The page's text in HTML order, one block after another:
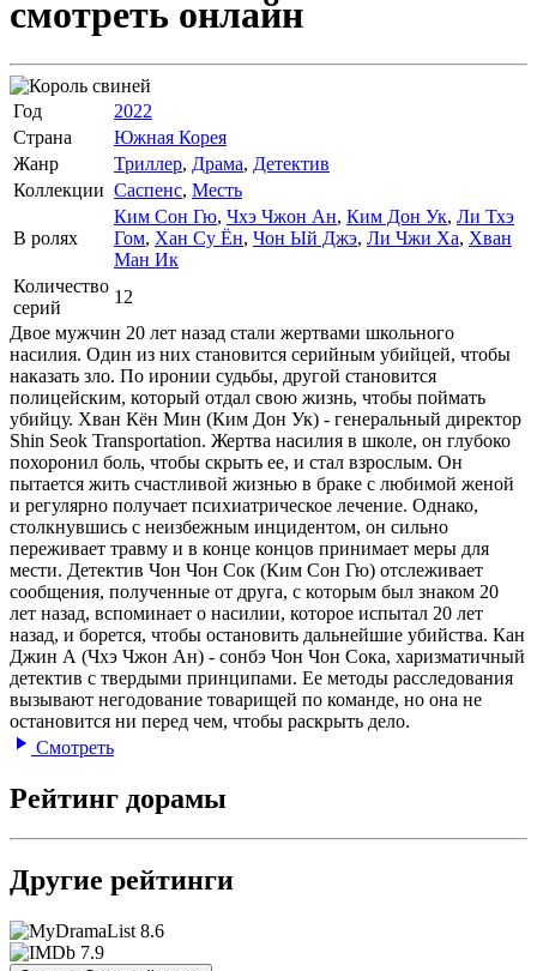
смотреть онлайн
Год
2022
Страна
Южная Корея
Жанр
Триллер, Драма, Детектив
Коллекции Саспенс, Месть
В ролях
Ким Сон Гю, Чхэ Чжон Ан, Ким Дон Ук, Ли Тхэ
Гом, Хан Су Ён, Чон Ый Джэ, Ли Чжи Ха, Хван
Ман Ик
Количество
серий
12
Двое мужчин 20 лет назад стали жертвами школьного
насилия. Один из них становится серийным убийцей, чтобы
наказать зло. По иронии судьбы, другой становится
полицейским, который отдал свою жизнь, чтобы поймать
убийцу. Хван Кён Мин (Ким Дон Ук) - генеральный директор
Shin Seok Transportation. Жертва насилия в школе, он глубоко
похоронил боль, чтобы скрыть ее, и стал взрослым. Он
пытается жить счастливой жизнью в браке с любимой женой
и регулярно получает психиатрическое лечение. Однако,
столкнувшись с неизбежным инцидентом, он сильно
переживает травму и в конце концов принимает меры для
мести. Детектив Чон Чон Сок (Ким Сон Гю) отслеживает
сообщения, полученные от друга, с которым был знаком 20
лет назад, вспоминает о насилии, которое испытал 20 лет
назад, и борется, чтобы остановить дальнейшие убийства. Кан
Джин А (Чхэ Чжон Ан) - сонбэ Чон Чон Сока, харизматичный
детектив с твердыми принципами. Ее методы расследования
вызывают негодование товарищей по команде, но она не
остановится ни перед чем, чтобы раскрыть дело.
Смотреть
Рейтинг дорамы
Другие рейтинги
8.6
7.9